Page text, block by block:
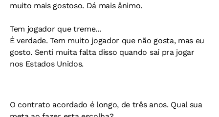
muito mais gostoso. Dá mais ânimo.
Tem jogador que treme...
É verdade. Tem muito jogador que não gosta, mas eu
gosto. Senti muita falta disso quando saí pra jogar
nos Estados Unidos.
O contrato acordado é longo, de três anos. Qual sua